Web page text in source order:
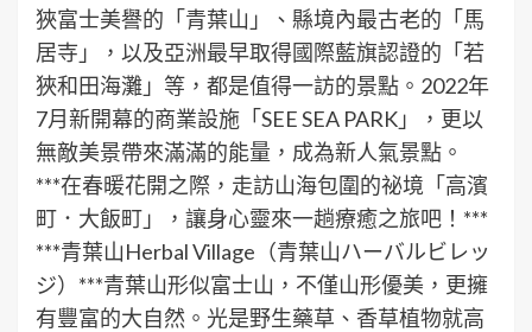
狹富士美譽的「青葉山」、縣境內最古老的「馬
居寺」，以及亞洲最早取得國際藍旗認證的「若
狹和田海灘」等，都是值得一訪的景點。2022年
7月新開幕的商業設施「SEE SEA PARK」，更以
無敵美景帶來滿滿的能量，成為新人氣景點。
***在春暖花開之際，走訪山海包圍的祕境「高濱
町．大飯町」，讓身心靈來一趟療癒之旅吧！***
***青葉山Herbal Village（青葉山ハーバルビレッ
ジ）***青葉山形似富士山，不僅山形優美，更擁
有豐富的大自然。光是野生藥草、香草植物就高